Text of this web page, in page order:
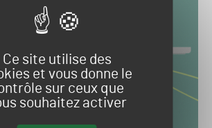
Ce site utilise des
et vous donne le
sur ceux que
souhaitez activer